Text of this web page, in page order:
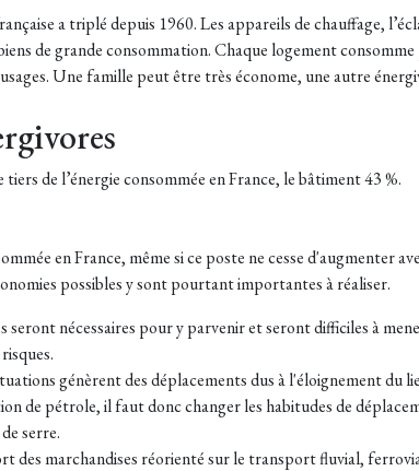
a triplé depuis 1960. Les appareils de chauffage,
de grande consommation. Chaque logement
Une famille peut être très économe, une autre
de l’énergie consommée en France, le bâtiment 43 %.
en France, même si ce poste ne cesse
possibles y sont pourtant importantes à réaliser.
nécessaires pour y parvenir et seront difficiles à
génèrent des déplacements dus à l'éloignement du
de pétrole, il faut donc changer les habitudes de
serre.
des marchandises réorienté sur le transport fluvial,